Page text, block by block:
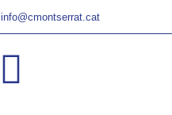
info@cmontserrat.cat